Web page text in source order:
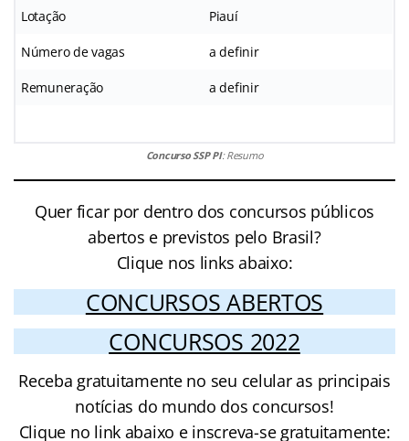
Lotação Piauí
Número de vagas a definir
Remuneração a definir
Concurso SSP PI: Resumo
Quer ficar por dentro dos concursos públicos
abertos e previstos pelo Brasil?
Clique nos links abaixo:
CONCURSOS ABERTOS
CONCURSOS 2022
Receba gratuitamente no seu celular as principais
notícias do mundo dos concursos!
Clique no link abaixo e inscreva-se gratuitamente: